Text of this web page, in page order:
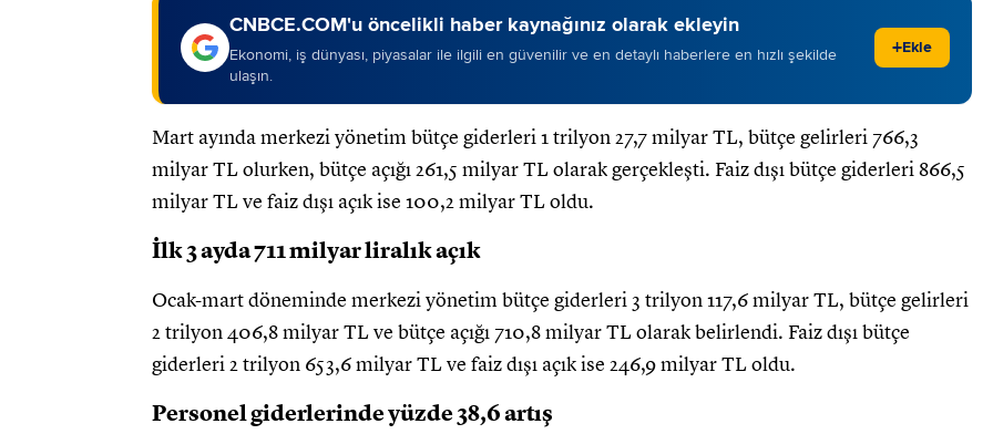
CNBCE.COM'u öncelikli haber kaynağınız olarak ekleyin
Ekonomi, iş dünyası, piyasalar ile ilgili en güvenilir ve en detaylı haberlere en hızlı şekilde
ulaşın.
+Ekle
Mart ayında merkezi yönetim bütçe giderleri 1 trilyon 27,7 milyar TL, bütçe gelirleri 766,3
milyar TL olurken, bütçe açığı 261,5 milyar TL olarak gerçekleşti. Faiz dışı bütçe giderleri 866,5
milyar TL ve faiz dışı açık ise 100,2 milyar TL oldu.
İlk 3 ayda 711 milyar liralık açık
Ocak-mart döneminde merkezi yönetim bütçe giderleri 3 trilyon 117,6 milyar TL, bütçe gelirleri
2 trilyon 406,8 milyar TL ve bütçe açığı 710,8 milyar TL olarak belirlendi. Faiz dışı bütçe
giderleri 2 trilyon 653,6 milyar TL ve faiz dışı açık ise 246,9 milyar TL oldu.
Personel giderlerinde yüzde 38,6 artış